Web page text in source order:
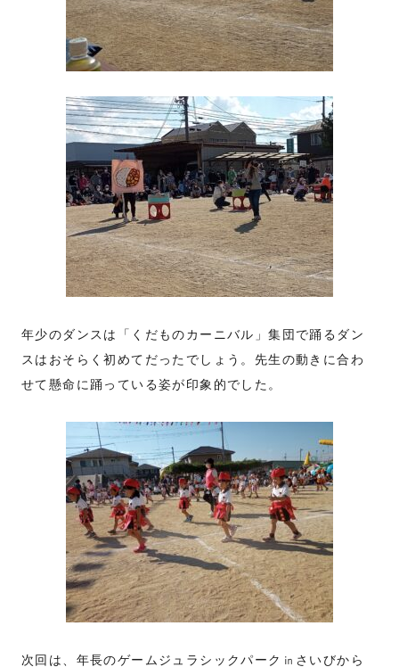
年少のダンスは「くだものカーニバル」集団で踊るダン
スはおそらく初めてだったでしょう。先生の動きに合わ
せて懸命に踊っている姿が印象的でした。
次回は、年長のゲームジュラシックパーク㏌さいびから